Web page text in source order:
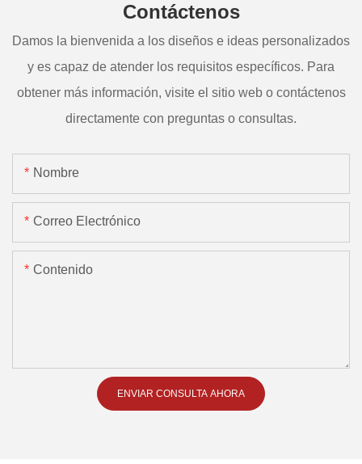
Contáctenos
Damos la bienvenida a los diseños e ideas personalizados
y es capaz de atender los requisitos específicos. Para
obtener más información, visite el sitio web o contáctenos
directamente con preguntas o consultas.
Nombre
Correo Electrónico
Contenido
ENVIAR CONSULTA AHORA